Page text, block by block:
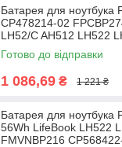
Батарея для ноутбука
CP478214-02
LH52/C AH512 LH522
Готово до відправки
1 086,69 ₴ 1 221 ₴
Батарея для ноутбука
56Wh LifeBook LH522
FMVNBP216